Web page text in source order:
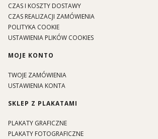
CZAS I KOSZTY DOSTAWY
CZAS REALIZACJI ZAMÓWIENIA
POLITYKA COOKIE
USTAWIENIA PLIKÓW COOKIES
MOJE KONTO
TWOJE ZAMÓWIENIA
USTAWIENIA KONTA
SKLEP Z PLAKATAMI
PLAKATY GRAFICZNE
PLAKATY FOTOGRAFICZNE